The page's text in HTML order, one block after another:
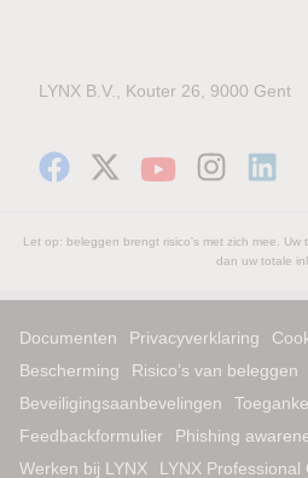
LYNX B.V., Kouter 26, 9000 Gent
Let op: beleggen brengt risico's met zich mee. Uw
dan uw totale
Documenten Privacyverklaring
Bescherming
Risico’s van beleggen
Beveiligingsaanbevelingen
Feedbackformulier
Phishing
Werken bij LYNX
LYNX Professional